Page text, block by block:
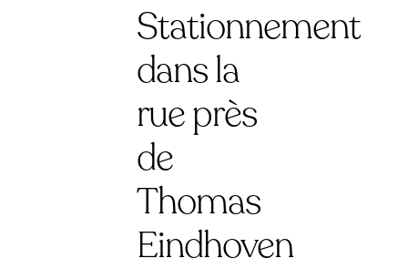
Stationnement
dans la
rue près
de
Thomas
Eindhoven